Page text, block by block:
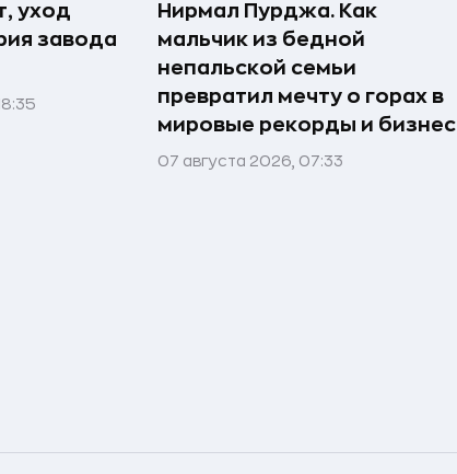
уход
завода
Нирмал Пурджа. Как
мальчик из бедной
непальской семьи
превратил мечту о горах в
мировые рекорды и бизнес
07 августа 2026, 07:33